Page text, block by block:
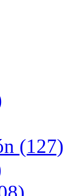
(127)